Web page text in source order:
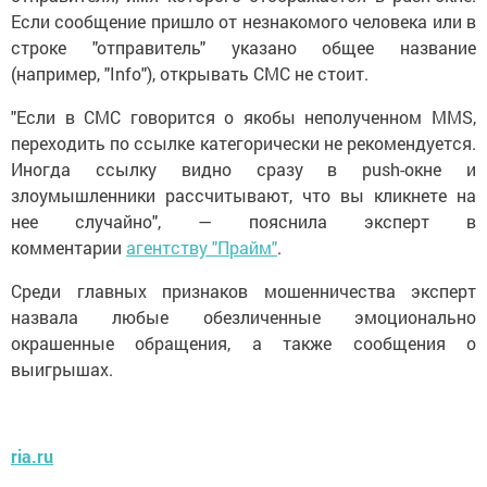
Если сообщение пришло от незнакомого человека или в
строке "отправитель" указано общее название
(например, "Info"), открывать СМС не стоит.
"Если в СМС говорится о якобы неполученном MMS,
переходить по ссылке категорически не рекомендуется.
Иногда ссылку видно сразу в push-окне и
злоумышленники рассчитывают, что вы кликнете на
нее случайно", — пояснила эксперт в
комментарии агентству "Прайм".
Среди главных признаков мошенничества эксперт
назвала любые обезличенные эмоционально
окрашенные обращения, а также сообщения о
выигрышах.
ria.ru